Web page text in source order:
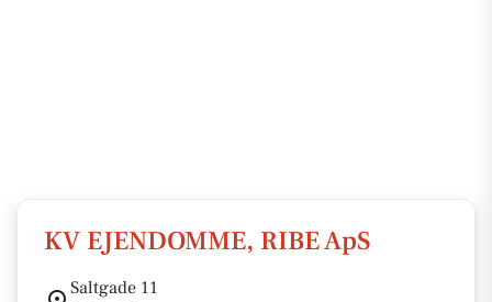
KV EJENDOMME, RIBE ApS
Saltgade 11